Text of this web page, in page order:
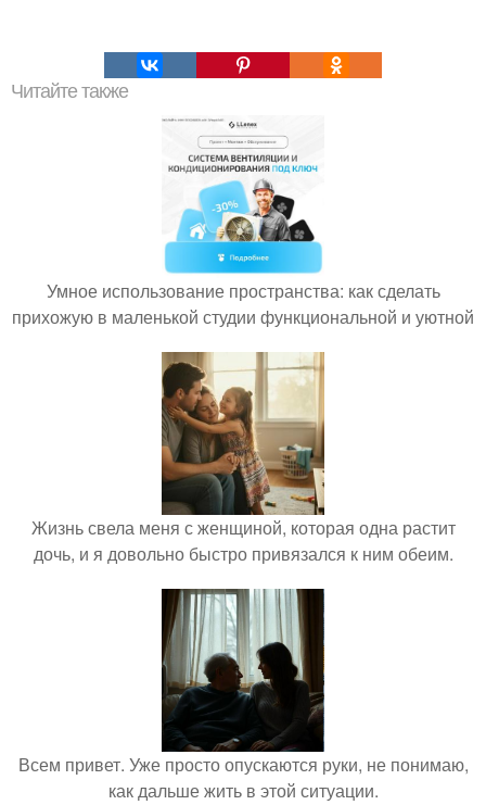
Читайте также
Умное использование пространства: как сделать
прихожую в маленькой студии функциональной и уютной
Жизнь свела меня с женщиной, которая одна растит
дочь, и я довольно быстро привязался к ним обеим.
Всем привет. Уже просто опускаются руки, не понимаю,
как дальше жить в этой ситуации.